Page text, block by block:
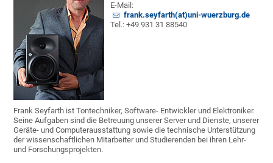
E-Mail:
frank.seyfarth(at)uni-wuerzburg.de
Tel.: +49 931 31 88540
Frank Seyfarth ist Tontechniker, Software- Entwickler und Elektroniker.
Seine Aufgaben sind die Betreuung unserer Server und Dienste, unserer
Geräte- und Computerausstattung sowie die technische Unterstützung
der wissenschaftlichen Mitarbeiter und Studierenden bei ihren Lehr-
und Forschungsprojekten.